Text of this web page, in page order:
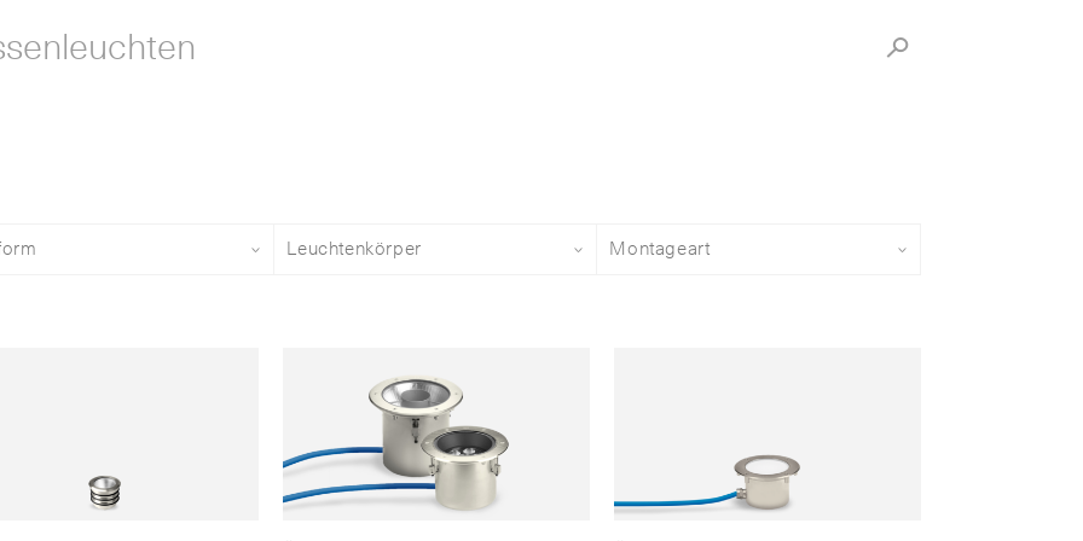
Leuchtenkörper Choose Leuchtenkörper
Montageart Choose Montageart